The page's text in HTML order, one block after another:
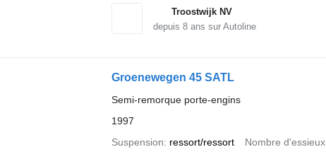
Troostwijk NV
depuis 8ans sur Autoline
Groenewegen 45 SATL
Semi-remorque porte-engins
1997
Suspension
ressort/ressort Nombre d'essieux